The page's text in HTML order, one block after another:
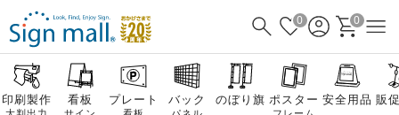
0 0
印刷製作 看板 プレート バック のぼり旗 ポスター 安全用品 販